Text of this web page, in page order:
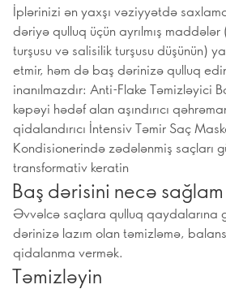
İplərinizi ən yaxşı vəziyyətdə
dəriyə qulluq üçün ayrılmış
turşusu və salisilik turşusu düşünün)
etmir, həm də baş dərinizə qulluq
inanılmazdır: Anti-Flake Təmizləyici
kəpəyi hədəf alan aşındırıcı
qidalandırıcı İntensiv Təmir Saç
Kondisionerində zədələnmiş saçları
transformativ keratin
Baş dərisini necə
Əvvəlcə saçlara qulluq qaydalarına
dərinizə lazım olan təmizləmə,
qidalanma vermək.
Təmizləyin